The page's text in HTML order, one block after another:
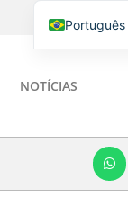
NOTÍCIAS
Português
Italiano